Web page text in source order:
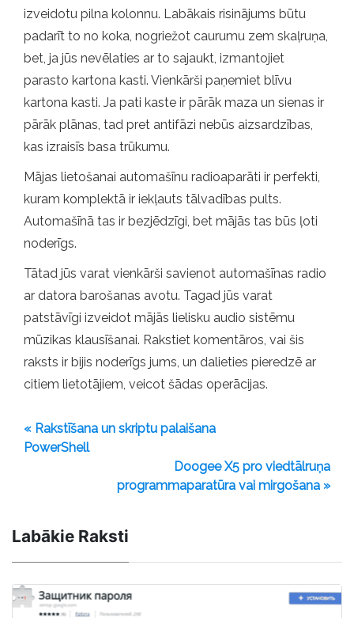
izveidotu pilna kolonnu. Labākais risinājums būtu
padarīt to no koka, nogriežot caurumu zem skaļruņa,
bet, ja jūs nevēlaties ar to sajaukt, izmantojiet
parasto kartona kasti. Vienkārši paņemiet blīvu
kartona kasti. Ja pati kaste ir pārāk maza un sienas ir
pārāk plānas, tad pret antifāzi nebūs aizsardzības,
kas izraisīs basa trūkumu.
Mājas lietošanai automašīnu radioaparāti ir perfekti,
kuram komplektā ir iekļauts tālvadības pults.
Automašīnā tas ir bezjēdzīgi, bet mājās tas būs ļoti
noderīgs.
Tātad jūs varat vienkārši savienot automašīnas radio
ar datora barošanas avotu. Tagad jūs varat
patstāvīgi izveidot mājās lielisku audio sistēmu
mūzikas klausīšanai. Rakstiet komentāros, vai šis
raksts ir bijis noderīgs jums, un dalieties pieredzē ar
citiem lietotājiem, veicot šādas operācijas.
« Rakstīšana un skriptu palaišana
PowerShell
Doogee X5 pro viedtālruņa
programmaparatūra vai mirgošana »
Labākie Raksti